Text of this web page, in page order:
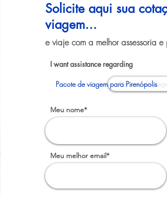
Solicite aqui sua
viagem...
e viaje com a melhor assessoria
I want assistance regarding
Pacote de viagem para Pirenópolis
Meu nome*
Meu melhor email*